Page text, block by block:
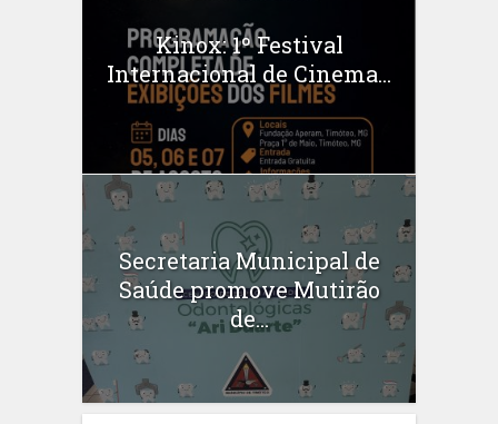
Kinox: 1º Festival
Internacional de Cinema...
Secretaria Municipal de
Saúde promove Mutirão
de...